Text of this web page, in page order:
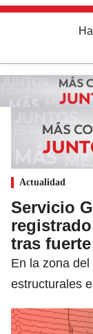
Actualidad
Servicio
tras
En la zona
estructurales